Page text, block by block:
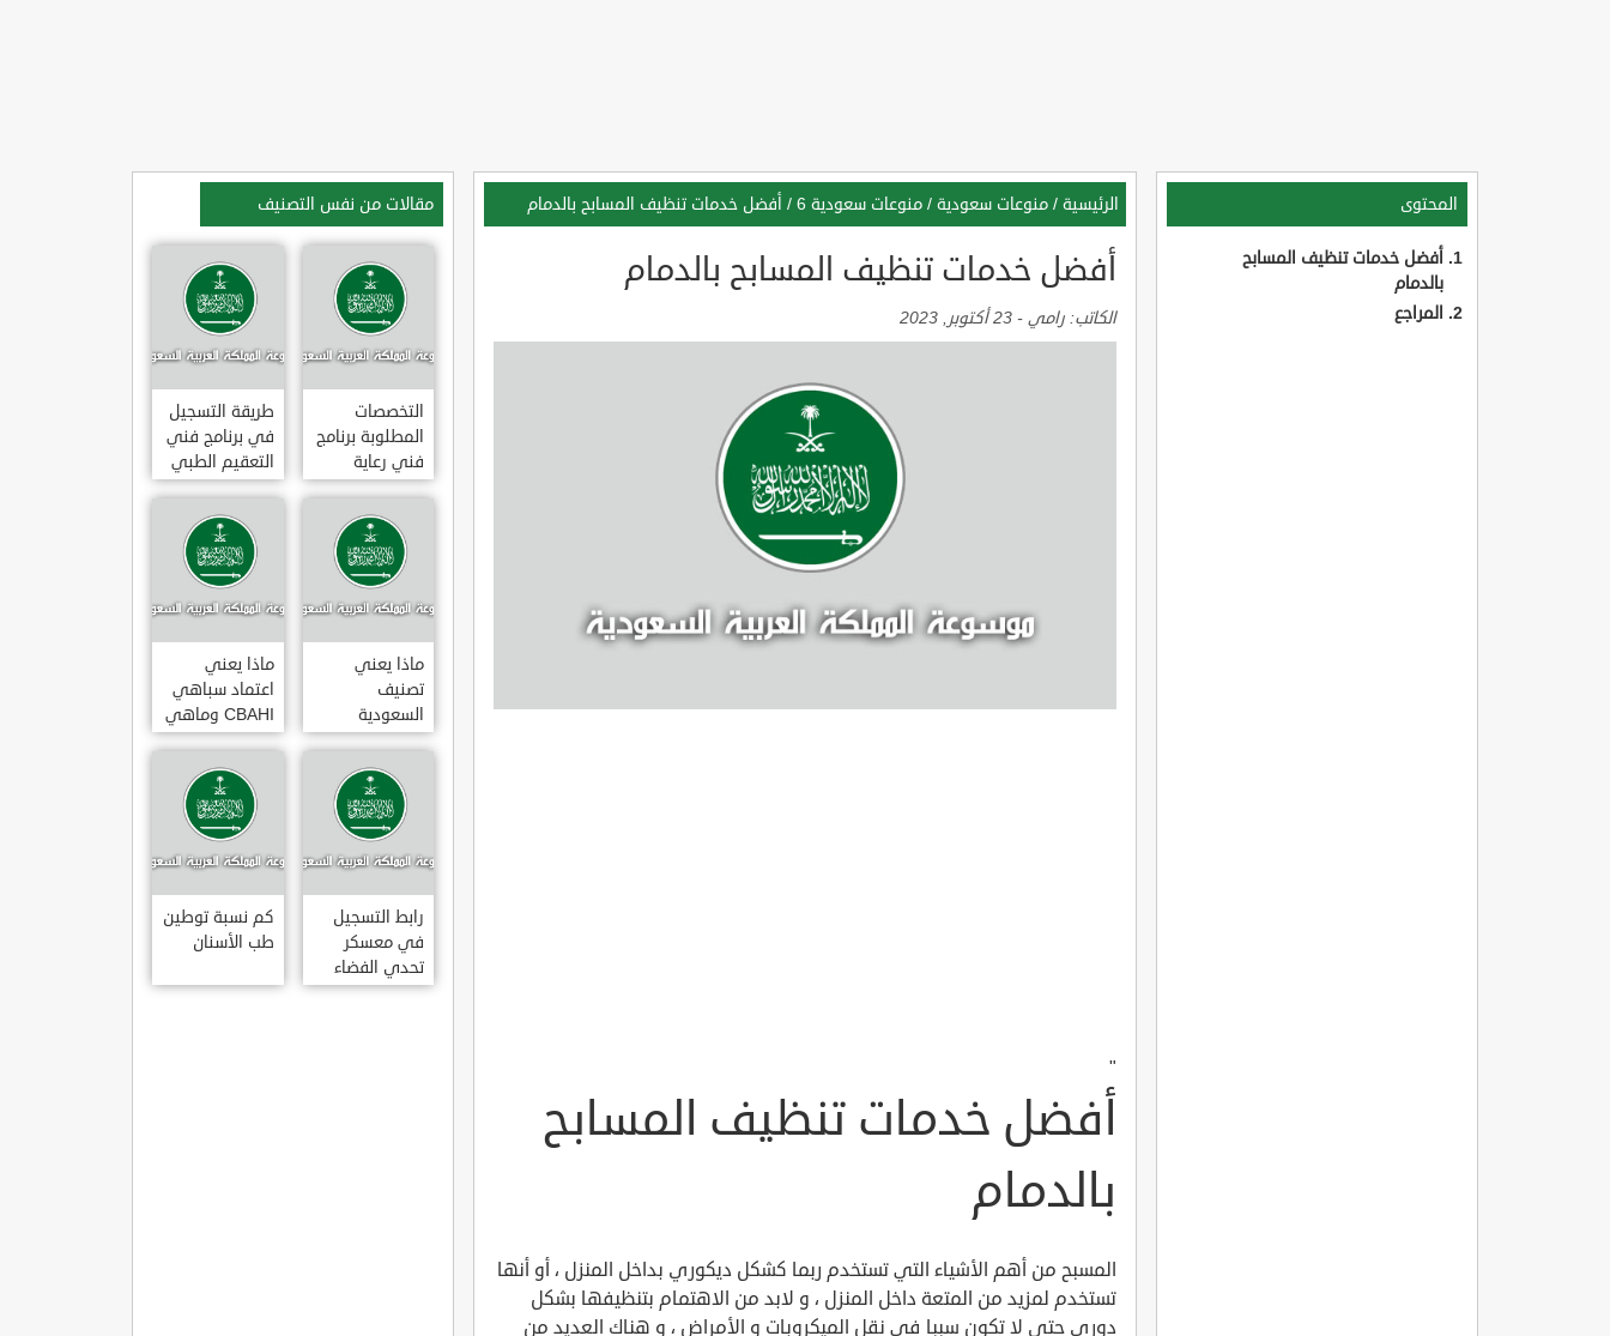
المحتوى
أفضل خدمات تنظيف المسابح
بالدمام
المراجع
الرئيسية / منوعات سعودية / منوعات سعودية 6 / أفضل خدمات تنظيف المسابح بالدمام
أفضل خدمات تنظيف المسابح بالدمام
الكاتب: رامي - 23 أكتوبر, 2023
"
أفضل خدمات تنظيف المسابح
بالدمام
المسبح من أهم الأشياء التي تستخدم ربما كشكل ديكوري بداخل المنزل ، أو أنها
تستخدم لمزيد من المتعة داخل المنزل ، و لابد من الاهتمام بتنظيفها بشكل
دوري حتى لا تكون سببا في نقل الميكروبات و الأمراض ، و هناك العديد من
مقالات من نفس التصنيف
التخصصات
المطلوبة برنامج
فني رعاية
مرضى 3
طريقة التسجيل
في برنامج فني
التعقيم الطبي
ماذا يعني
تصنيف
السعودية
الائتماني AA1
ماذا يعني
اعتماد سباهي
CBAHI وماهي
معاييره
رابط التسجيل
في معسكر
تحدي الفضاء
كم نسبة توطين
طب الأسنان